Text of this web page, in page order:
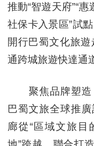
推動“智遊天府”“
社保卡入景區”試
開行巴蜀文化旅
通跨城旅遊快達通
聚焦品牌塑造
巴蜀文旅全球推
廊從“區域文旅目
地”跨越。聯合打